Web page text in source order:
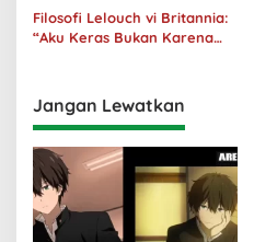
Filosofi Lelouch vi Britannia:
“Aku Keras Bukan Karena
Jangan Lewatkan